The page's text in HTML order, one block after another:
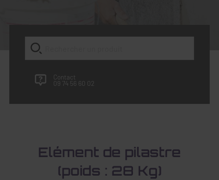
Contact
09 74 56 60 02
Elément de pilastre
(poids : 28 Kg)